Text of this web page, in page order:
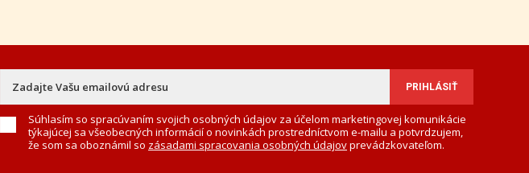
Súhlasím so spracúvaním svojich osobných údajov za účelom marketingovej komunikácie
týkajúcej sa všeobecných informácií o novinkách prostredníctvom e-mailu a potvrdzujem,
že som sa oboznámil so zásadami spracovania osobných údajovprevádzkovateľom.